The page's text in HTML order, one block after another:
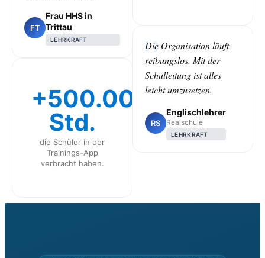
FT
Frau HHS in
Trittau
LEHRKRAFT
+500.000
Std.
die Schüler in der
Trainings-App
verbracht haben.
Die Organisation läuft
reibungslos. Mit der
Schulleitung ist alles
leicht umzusetzen.
RS
Englischlehrer
Realschule
LEHRKRAFT